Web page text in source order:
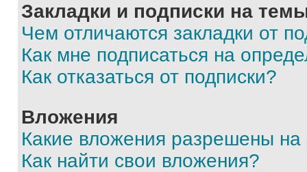
Закладки и подписки на
Чем отличаются закладки от
Как мне подписаться на
Как отказаться от подписки?
Вложения
Какие вложения разрешены
Как найти свои вложения?